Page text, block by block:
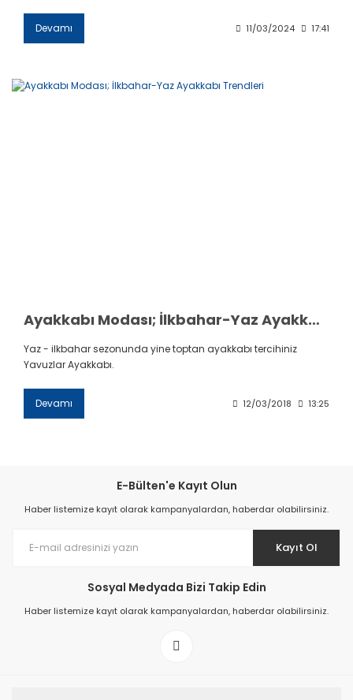
Devamı 11/03/2024 17:41
Ayakkabı Modası; İlkbahar-Yaz Ayakkabı Trendleri
Yaz - ilkbahar sezonunda yine toptan ayakkabı tercihiniz
Yavuzlar Ayakkabı.
Devamı 12/03/2018 13:25
E-Bülten'e Kayıt Olun
Haber listemize kayıt olarak kampanyalardan, haberdar olabilirsiniz.
Kayıt Ol
Sosyal Medyada Bizi Takip Edin
Haber listemize kayıt olarak kampanyalardan, haberdar olabilirsiniz.